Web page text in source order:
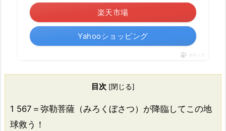
楽天市場
Yahooショッピング
ポチップ
目次 [閉じる]
1 567＝弥勒菩薩（みろくぼさつ）が降臨してこの地
球救う！